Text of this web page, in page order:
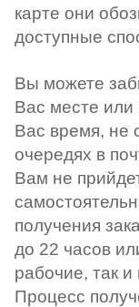
карте они
доступные
Вы можете
Вас месте или
Вас время, не
очередях в
Вам не
получения
до 22 часов
рабочие, так
Процесс